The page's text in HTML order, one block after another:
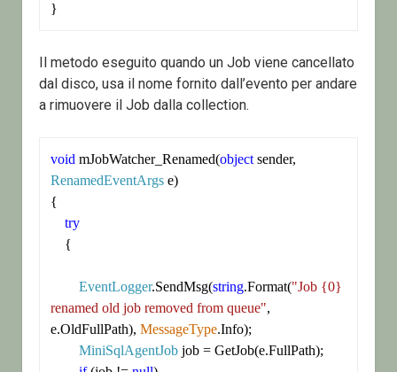
}
Il metodo eseguito quando un Job viene cancellato
dal disco, usa il nome fornito dall’evento per andare
a rimuovere il Job dalla collection.
void mJobWatcher_Renamed(object
RenamedEventArgs e)
{
try
EventLogger.SendMsg(string.Format("Job {0}
renamed old job removed from queue",
e.OldFullPath), MessageType.Info);
MiniSqlAgentJob job = GetJob(e.FullPath);